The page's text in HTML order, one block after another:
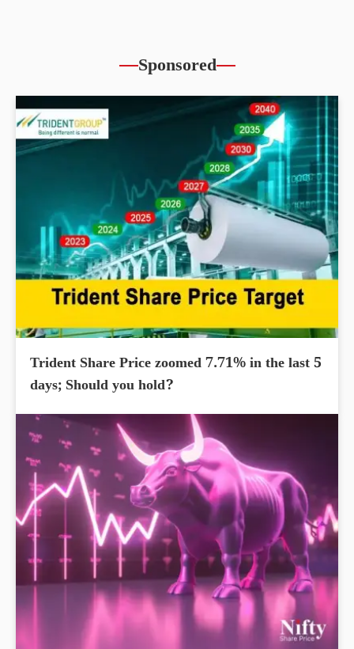
Sponsored
Trident Share Price zoomed 7.71% in the last 5
days; Should you hold?